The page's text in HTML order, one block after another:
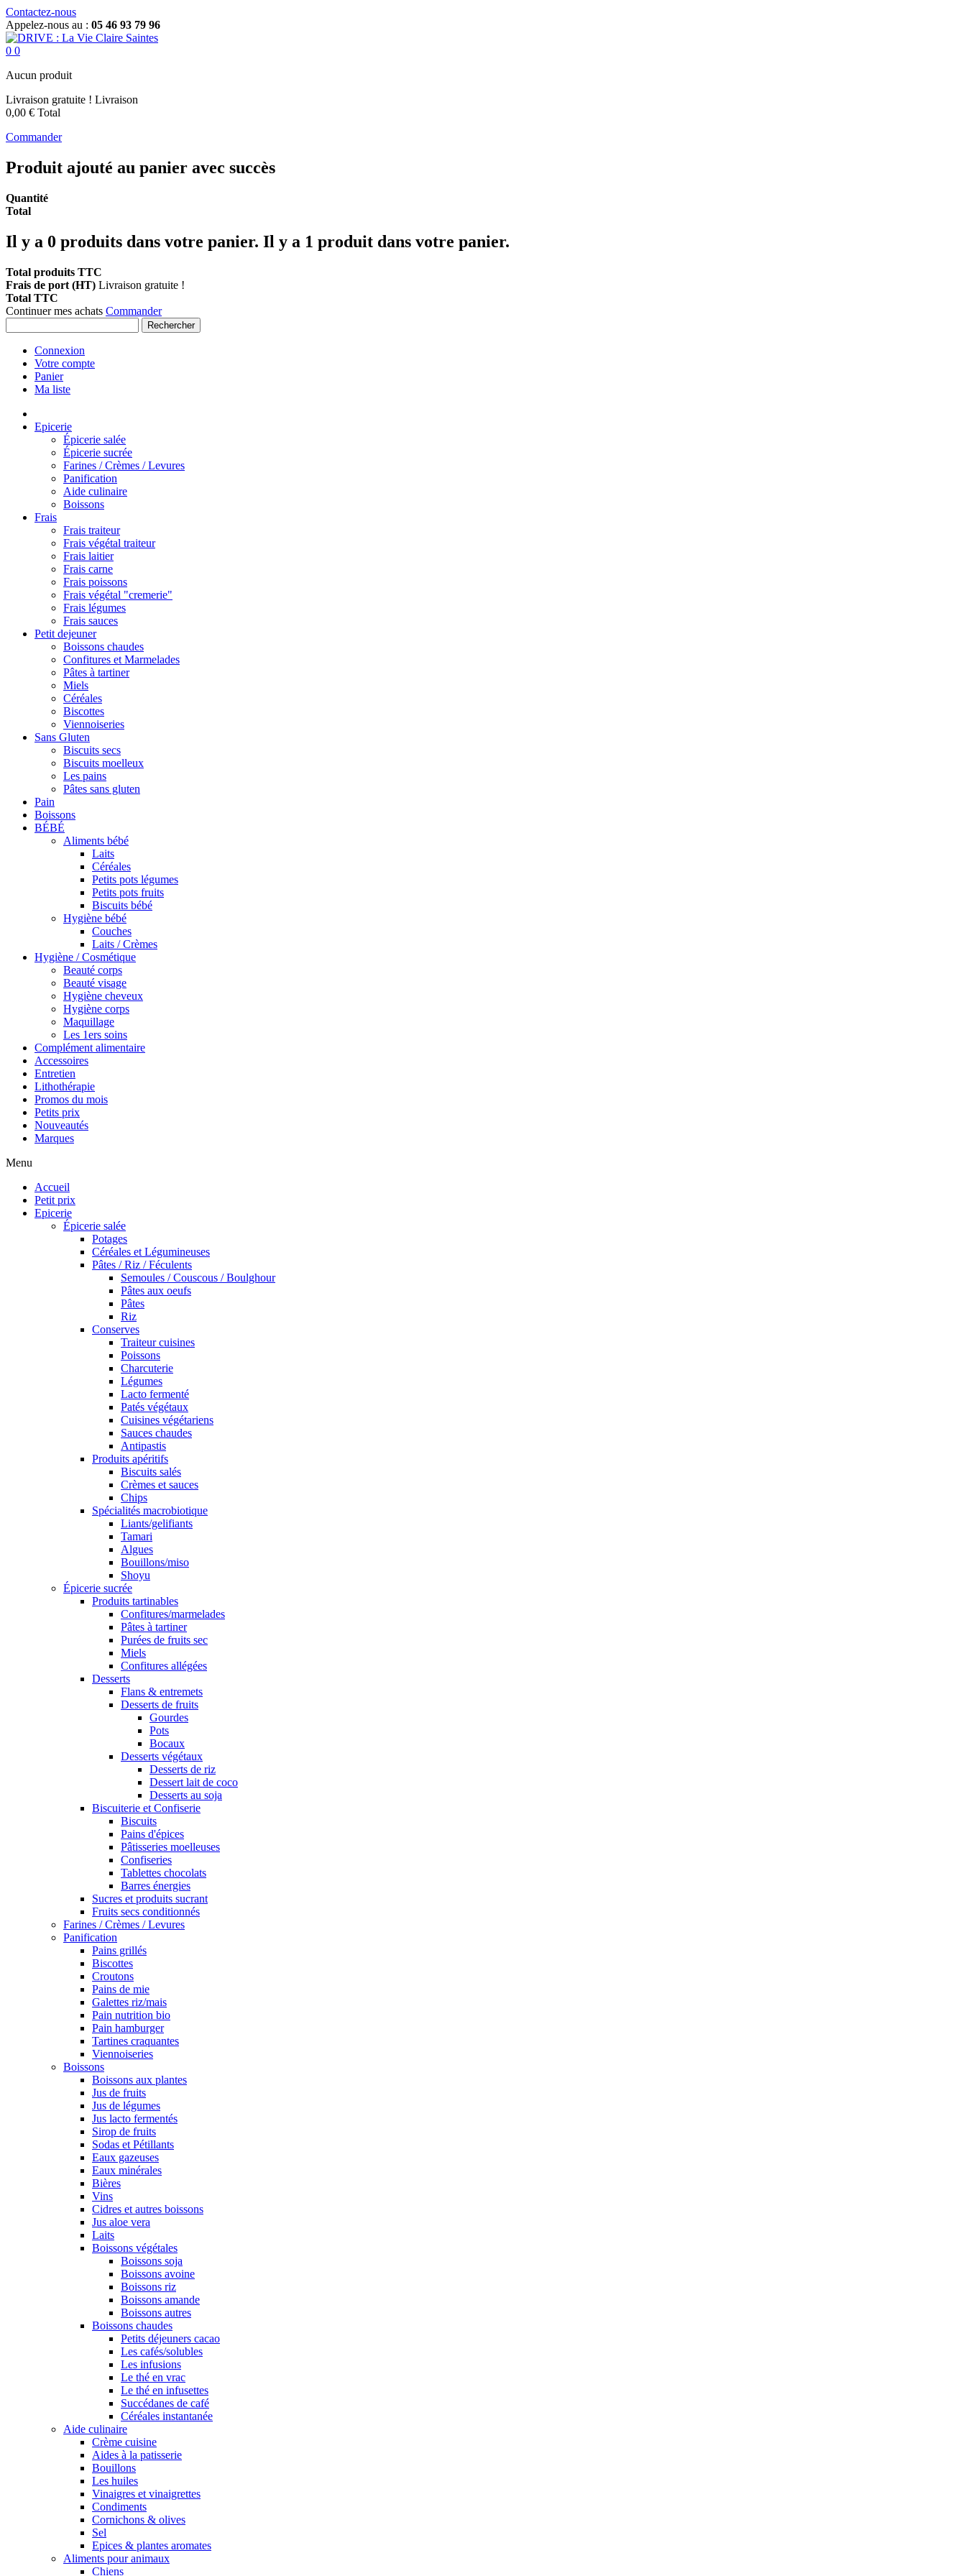
Contactez-nous
Appelez-nous au : 05 46 93 79 96
0 0
Aucun produit
Livraison gratuite ! Livraison
0,00 € Total
Commander
Produit ajouté au panier avec succès
Quantité
Total
Il y a 0 produits dans votre panier. Il y a 1 produit dans votre panier.
Total produits TTC
Frais de port (HT) Livraison gratuite !
Total TTC
Continuer mes achats Commander
Rechercher
Connexion
Votre compte
Panier
Ma liste
Epicerie
Épicerie salée
Épicerie sucrée
Farines / Crèmes / Levures
Panification
Aide culinaire
Boissons
Frais
Frais traiteur
Frais végétal traiteur
Frais laitier
Frais carne
Frais poissons
Frais végétal "cremerie"
Frais légumes
Frais sauces
Petit dejeuner
Boissons chaudes
Confitures et Marmelades
Pâtes à tartiner
Miels
Céréales
Biscottes
Viennoiseries
Sans Gluten
Biscuits secs
Biscuits moelleux
Les pains
Pâtes sans gluten
Pain
Boissons
BÉBÉ
Aliments bébé
Laits
Céréales
Petits pots légumes
Petits pots fruits
Biscuits bébé
Hygiène bébé
Couches
Laits / Crèmes
Hygiène / Cosmétique
Beauté corps
Beauté visage
Hygiène cheveux
Hygiène corps
Maquillage
Les 1ers soins
Complément alimentaire
Accessoires
Entretien
Lithothérapie
Promos du mois
Petits prix
Nouveautés
Marques
Menu
Accueil
Petit prix
Epicerie
Épicerie salée
Potages
Céréales et Légumineuses
Pâtes / Riz / Féculents
Semoules / Couscous / Boulghour
Pâtes aux oeufs
Pâtes
Riz
Conserves
Traiteur cuisines
Poissons
Charcuterie
Légumes
Lacto fermenté
Patés végétaux
Cuisines végétariens
Sauces chaudes
Antipastis
Produits apéritifs
Biscuits salés
Crèmes et sauces
Chips
Spécialités macrobiotique
Liants/gelifiants
Tamari
Algues
Bouillons/miso
Shoyu
Épicerie sucrée
Produits tartinables
Confitures/marmelades
Pâtes à tartiner
Purées de fruits sec
Miels
Confitures allégées
Desserts
Flans & entremets
Desserts de fruits
Gourdes
Pots
Bocaux
Desserts végétaux
Desserts de riz
Dessert lait de coco
Desserts au soja
Biscuiterie et Confiserie
Biscuits
Pains d'épices
Pâtisseries moelleuses
Confiseries
Tablettes chocolats
Barres énergies
Sucres et produits sucrant
Fruits secs conditionnés
Farines / Crèmes / Levures
Panification
Pains grillés
Biscottes
Croutons
Pains de mie
Galettes riz/mais
Pain nutrition bio
Pain hamburger
Tartines craquantes
Viennoiseries
Boissons
Boissons aux plantes
Jus de fruits
Jus de légumes
Jus lacto fermentés
Sirop de fruits
Sodas et Pétillants
Eaux gazeuses
Eaux minérales
Bières
Vins
Cidres et autres boissons
Jus aloe vera
Laits
Boissons végétales
Boissons soja
Boissons avoine
Boissons riz
Boissons amande
Boissons autres
Boissons chaudes
Petits déjeuners cacao
Les cafés/solubles
Les infusions
Le thé en vrac
Le thé en infusettes
Succédanes de café
Céréales instantanée
Aide culinaire
Crème cuisine
Aides à la patisserie
Bouillons
Les huiles
Vinaigres et vinaigrettes
Condiments
Cornichons & olives
Sel
Epices & plantes aromates
Aliments pour animaux
Chiens